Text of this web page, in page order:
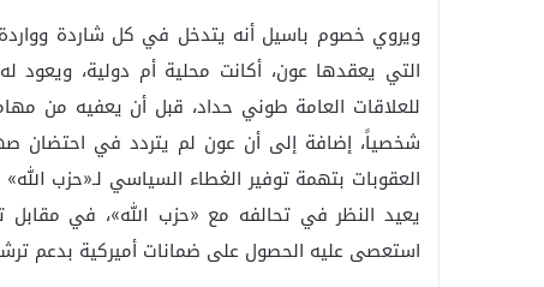
ويروي خصوم باسيل أنه يتدخل في كل شاردة
التي يعقدها عون، أكانت محلية أم دولية،
للعلاقات العامة طوني حداد، قبل أن يعفيه من
شخصياً، إضافة إلى أن عون لم يتردد في احتضان
العقوبات بتهمة توفير الغطاء السياسي لـ«حزب
يعيد النظر في تحالفه مع «حزب الله»، في مقابل
استعصى عليه الحصول على ضمانات أميركية بدعم